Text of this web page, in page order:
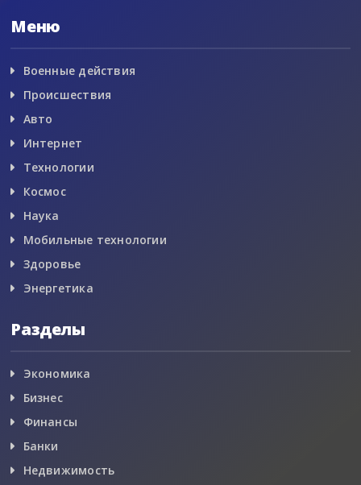
Меню
Военные действия
Происшествия
Авто
Интернет
Технологии
Космос
Наука
Мобильные технологии
Здоровье
Энергетика
Разделы
Экономика
Бизнес
Финансы
Банки
Недвижимость